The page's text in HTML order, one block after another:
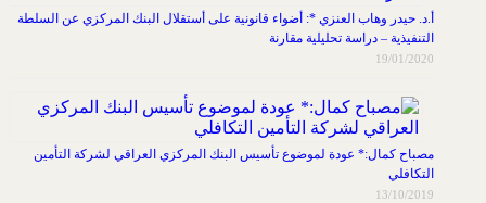
أ.د. حيدر وهاب العنزي *: أضواء قانونية على أستقلال البنك المركزي عن السلطة
التنفيذية – دراسة تحليلية مقارنة
19/01/2020
مصباح كمال:* عودة لموضوع تأسيس البنك المركزي العراقي لشركة التأمين
التكافلي
13/10/2019